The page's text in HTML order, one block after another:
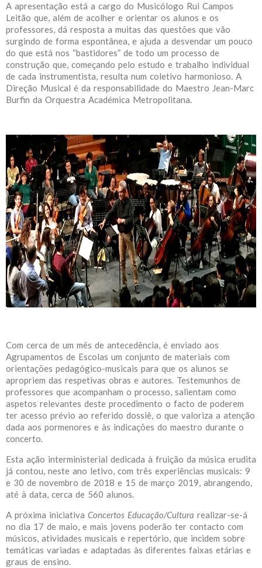
A apresentação está a cargo do Musicólogo Rui Campos
Leitão que, além de acolher e orientar os alunos e os
professores, dá resposta a muitas das questões que vão
surgindo de forma espontânea, e ajuda a desvendar um pouco
do que está nos “bastidores” de todo um processo de
construção que, começando pelo estudo e trabalho individual
de cada instrumentista, resulta num coletivo harmonioso. A
Direção Musical é da responsabilidade do Maestro Jean-Marc
Burfin da Orquestra Académica Metropolitana.
Com cerca de um mês de antecedência, é enviado aos
Agrupamentos de Escolas um conjunto de materiais com
orientações pedagógico-musicais para que os alunos se
apropriem das respetivas obras e autores. Testemunhos de
professores que acompanham o processo, salientam como
aspetos relevantes deste procedimento o facto de poderem
ter acesso prévio ao referido dossiê, o que valoriza a atenção
dada aos pormenores e às indicações do maestro durante o
concerto.
Esta ação interministerial dedicada à fruição da música erudita
já contou, neste ano letivo, com três experiências musicais: 9
e 30 de novembro de 2018 e 15 de março 2019, abrangendo,
até à data, cerca de 560 alunos.
A próxima iniciativa Concertos Educação/Cultura realizar-se-á
no dia 17 de maio, e mais jovens poderão ter contacto com
músicos, atividades musicais e repertório, que incidem sobre
temáticas variadas e adaptadas às diferentes faixas etárias e
graus de ensino.